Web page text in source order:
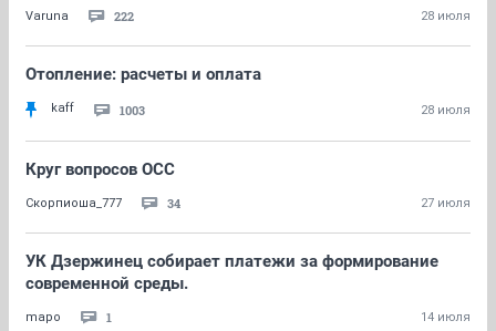
Varuna 222 28 июля
Отопление: расчеты и оплата
kaff 1003 28 июля
Круг вопросов ОСС
Скорпиоша_777 34 27 июля
УК Дзержинец собирает платежи за формирование
современной среды.
mapo 1 14 июля